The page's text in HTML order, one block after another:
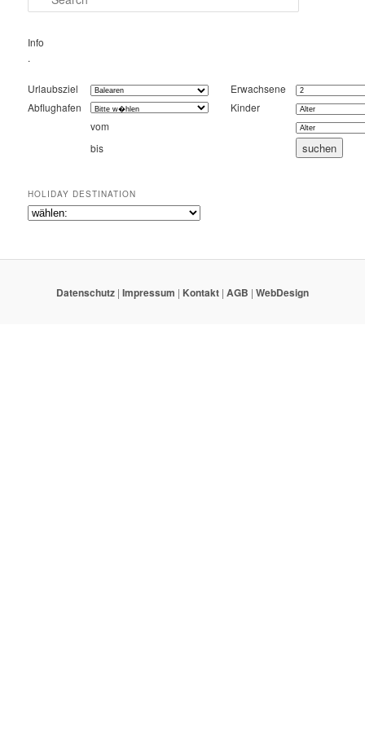
Info
.
Urlaubsziel
Erwachsene
Abflughafen
Kinder
vom
bis
HOLIDAY DESTINATION
Datenschutz | Impressum | Kontakt | AGB | WebDesign